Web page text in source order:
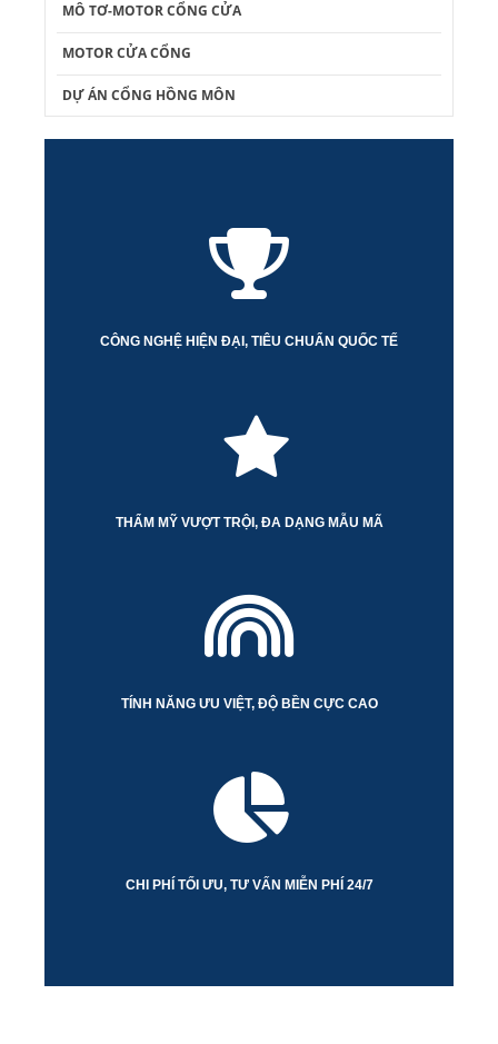
MÔ TƠ-MOTOR CỔNG CỬA
MOTOR CỬA CỔNG
DỰ ÁN CỔNG HỒNG MÔN
CÔNG NGHỆ HIỆN ĐẠI, TIÊU CHUẨN QUỐC TẾ
THẨM MỸ VƯỢT TRỘI, ĐA DẠNG MẪU MÃ
TÍNH NĂNG ƯU VIỆT, ĐỘ BỀN CỰC CAO
CHI PHÍ TỐI ƯU, TƯ VẤN MIỄN PHÍ 24/7